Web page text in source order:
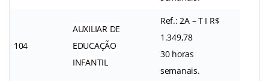
104
AUXILIAR DE
EDUCAÇÃO
INFANTIL
Ref.: 2A – T I R$
1.349,78
30 horas
semanais.